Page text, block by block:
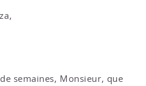
semaines, Monsieur, que